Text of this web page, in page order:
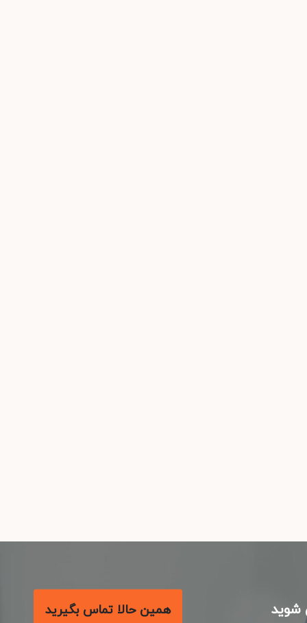
همین حالا تماس بگیرید